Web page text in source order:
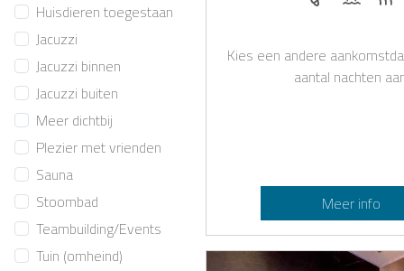
Huisdieren toegestaan
Jacuzzi
Jacuzzi binnen
Jacuzzi buiten
Meer dichtbij
Plezier met vrienden
Sauna
Stoombad
Teambuilding/Events
Tuin (omheind)
Kies een andere
aantal nachten
Meer info